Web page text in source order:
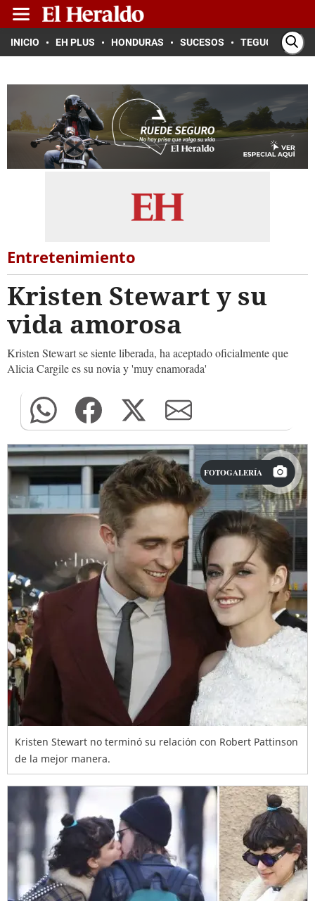
INICIO EH PLUS HONDURAS SUCESOS TEGUCIGALPA
Entretenimiento
Kristen Stewart y su
vida amorosa
Kristen Stewart se siente liberada, ha aceptado oficialmente que
Alicia Cargile es su novia y 'muy enamorada'
FOTOGALERÍA
Kristen Stewart no terminó su relación con Robert Pattinson
de la mejor manera.